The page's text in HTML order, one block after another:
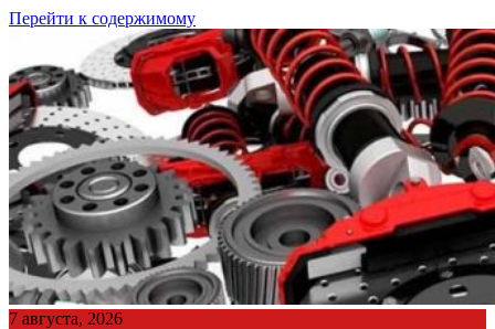
Перейти к содержимому
7 августа, 2026